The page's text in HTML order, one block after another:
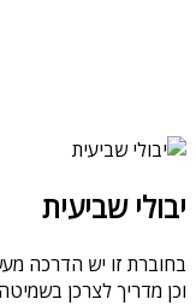
יבולי שביעית
בחוברת זו יש הדרכה
וכן מדריך לצרכן